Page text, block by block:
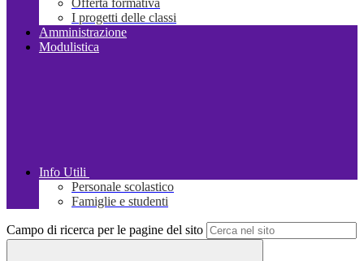
Offerta formativa
I progetti delle classi
Amministrazione
Modulistica
Info Utili
Personale scolastico
Famiglie e studenti
Campo di ricerca per le pagine del sito